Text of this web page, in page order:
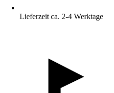
Lieferzeit ca. 2-4 Werktage